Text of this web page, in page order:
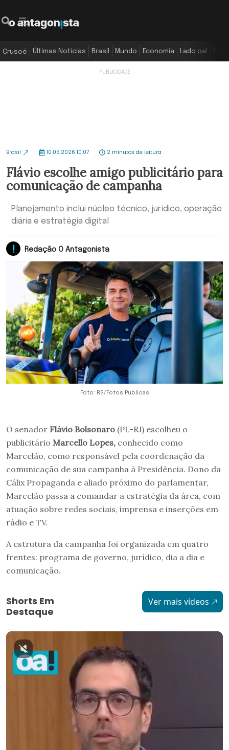
Crusoé Últimas Notícias Brasil Mundo Economia Lado oa!
Brasil 10.05.2026 10:07 2 minutos de leitura
Flávio escolhe amigo publicitário para
comunicação de campanha
Planejamento inclui núcleo técnico, jurídico, operação
diária e estratégia digital
Redação O Antagonista
Foto: RS/Fotos Publicas
O senador Flávio Bolsonaro (PL-RJ) escolheu o
publicitário Marcello Lopes, conhecido como
Marcelão, como responsável pela coordenação da
comunicação de sua campanha à Presidência. Dono da
Cálix Propaganda e aliado próximo do parlamentar,
Marcelão passa a comandar a estratégia da área, com
atuação sobre redes sociais, imprensa e inserções em
rádio e TV.
A estrutura da campanha foi organizada em quatro
frentes: programa de governo, jurídico, dia a dia e
comunicação.
Shorts Em
Destaque
Ver mais vídeos